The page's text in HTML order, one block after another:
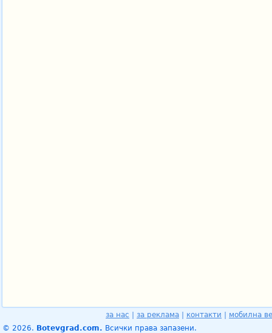
за нас за реклама контакти
мобилна
© 2026. Botevgrad.com. Всички права запазени.